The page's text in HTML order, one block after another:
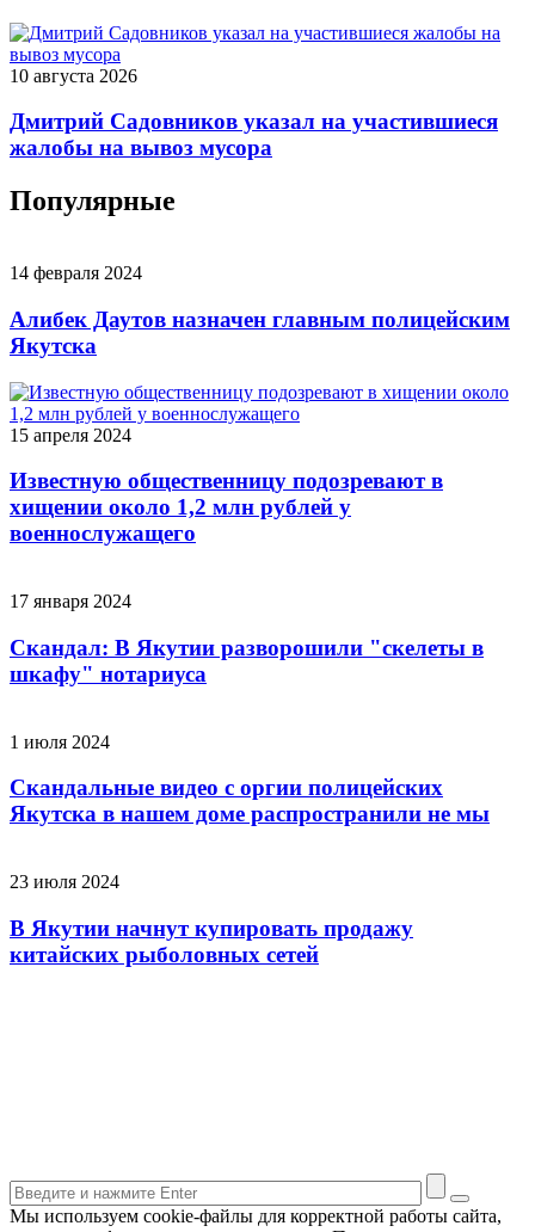
10 августа 2026
Дмитрий Садовников указал на участившиеся
жалобы на вывоз мусора
Популярные
14 февраля 2024
Алибек Даутов назначен главным полицейским
Якутска
15 апреля 2024
Известную общественницу подозревают в
хищении около 1,2 млн рублей у
военнослужащего
17 января 2024
Скандал: В Якутии разворошили "скелеты в
шкафу" нотариуса
1 июля 2024
Скандальные видео с оргии полицейских
Якутска в нашем доме распространили не мы
23 июля 2024
В Якутии начнут купировать продажу
китайских рыболовных сетей
Мы используем cookie-файлы для корректной работы сайта,